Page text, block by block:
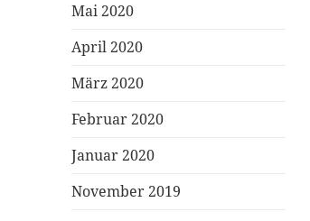
Mai 2020
April 2020
März 2020
Februar 2020
Januar 2020
November 2019